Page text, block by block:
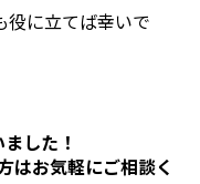
役に立てば幸いで
した！
はお気軽にご相談く